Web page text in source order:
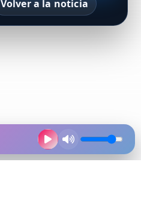
Volver a la noticia